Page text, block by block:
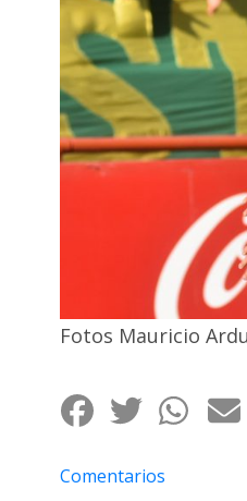
Policiales
Cartelera
Fotos
Familia
Fotos Mauricio
Comentarios